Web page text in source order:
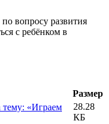
вопросу развития
с ребёнком в
Размер
тему: «Играем
28.28
КБ